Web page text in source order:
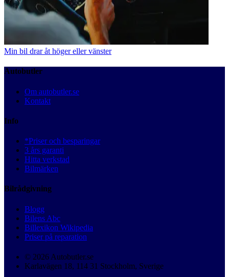
Min bil drar åt höger eller vänster
Autobutler
Om autobutler.se
Kontakt
Info
*Priser och besparingar
3 års garanti
Hitta verkstad
Bilmärken
Bilrådgivning
Blogg
Bilens Abc
Billexikon Wikipedia
Priser på reparation
© 2026 Autobutler.se
Karlavägen 18, 114 31 Stockholm, Sverige